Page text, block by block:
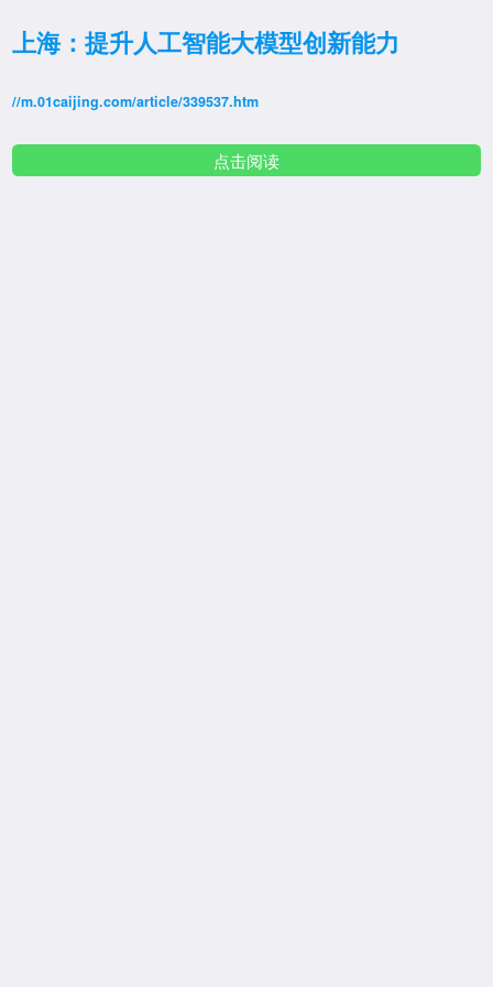
上海：提升人工智能大模型创新能力
//m.01caijing.com/article/339537.htm
点击阅读